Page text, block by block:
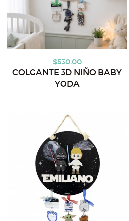
$530.00
COLGANTE 3D NIÑO BABY
YODA